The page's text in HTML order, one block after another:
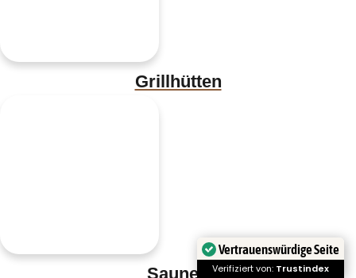
Grillhütten
Saunen
Vertrauenswürdige Seite
Verifiziert von: Trustindex